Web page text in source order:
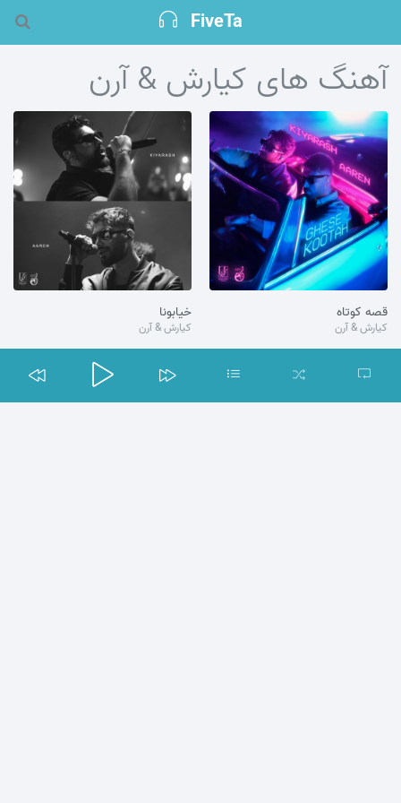
FiveTa
آهنگ های کیارش & آرن
قصه کوتاه
کیارش & آرن
خیابونا
کیارش & آرن